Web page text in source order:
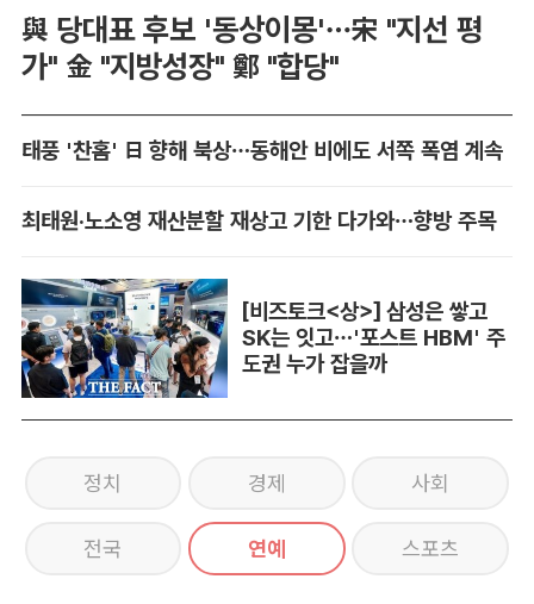
與 당대표 후보 '동상이몽'…宋 "지선 평
가" 金 "지방성장" 鄭 "합당"
태풍 '찬홈' 日 향해 북상…동해안 비에도 서쪽 폭염 계속
최태원·노소영 재산분할 재상고 기한 다가와…향방 주목
[비즈토크<상>] 삼성은 쌓고
SK는 잇고…'포스트 HBM' 주
도권 누가 잡을까
정치 경제 사회
전국 연예 스포츠